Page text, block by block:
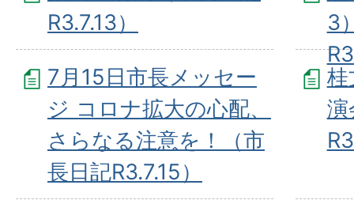
R3.7.13）
3
7月15日市長メッセー
ジ コロナ拡大の心配、
さらなる注意を！（市
長日記R3.7.15）
桂
演